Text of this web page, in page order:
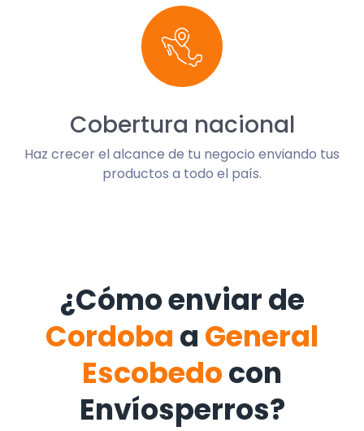
Cobertura nacional
Haz crecer el alcance de tu negocio enviando tus
productos a todo el país.
¿Cómo enviar de
Cordoba a General
Escobedocon
Envíosperros?